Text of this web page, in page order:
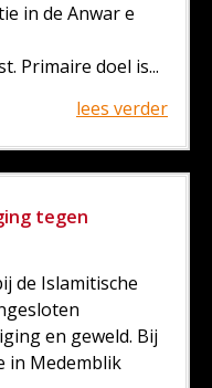
in de Anwar e
Primaire doel is...
lees verder
tegen
de Islamitische
en geweld. Bij
in Medemblik